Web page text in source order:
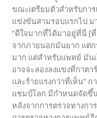
ขณะเตรียมตัวสำหรับกา
แข่งขันสามรอบแรกไป ม
“ดีใจมากที่ได้มาอยู่ที่นี่ [ที่
จากภายนอกมันยาก แต่ก
มาก แต่สำหรับแพทย์ มันเ
อาจจะลองลงแข่งที่กาต
และร้ายแรงกว่าที่เห็น”
แชมป์โลก มีกำหนดจัดขึ้
หลังจากการตรวจทางกา